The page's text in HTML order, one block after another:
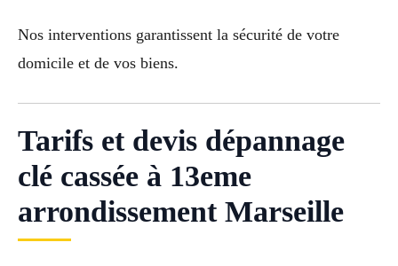
Nos interventions garantissent la sécurité de votre
domicile et de vos biens.
Tarifs et devis dépannage
clé cassée à 13eme
arrondissement Marseille